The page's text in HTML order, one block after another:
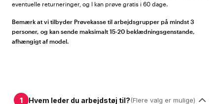
eventuelle returneringer, og I kan prøve gratis i 60 dage.
Bemærk at vi tilbyder Prøvekasse til arbejdsgrupper på mindst 3
personer, og kan sende maksimalt 15-20 beklædningsgenstande,
afhængigt af model.
1 Hvem leder du arbejdstøj til?(Flere valg er mulige)